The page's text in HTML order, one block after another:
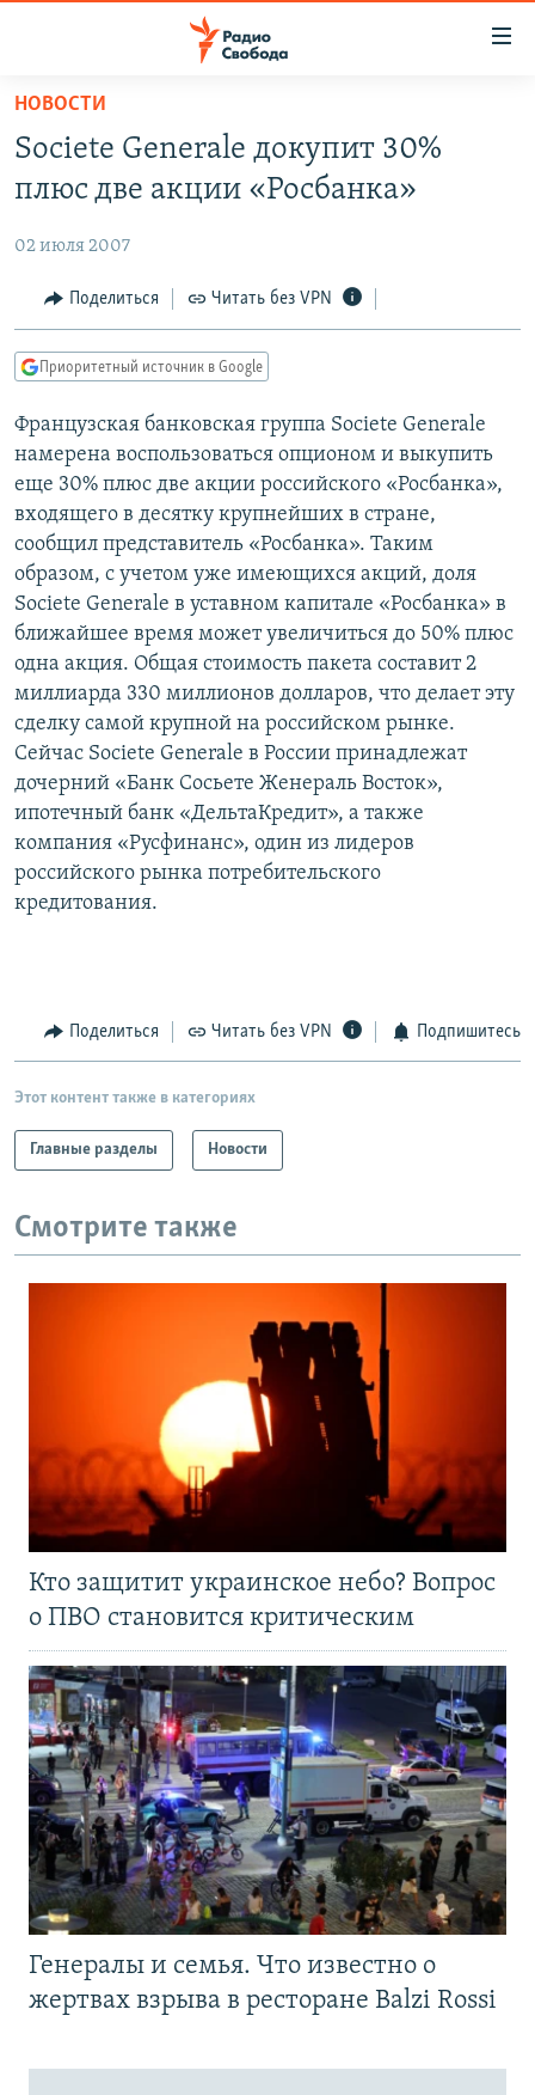
упрощенного
доступа
основному
Вернутся
главной
навигации
Вернутся
поиску
ЦИТАТЫ СВОБОДЫ
МНЕНИЯ
IDEL.РЕАЛИИ
КАВКАЗ.РЕАЛИИ
СЕВЕР.РЕАЛИИ
СИБИРЬ.РЕАЛИИ
РАСПИСАНИЕ ВЕЩАНИЯ
ПОДПИШИТЕСЬ НА РАССЫЛКУ
СОЦИАЛЬНЫЕ СЕТИ
Все сайты РСЕ/РС
НОВОСТИ
Societe Generale докупит 30%
плюс две акции «Росбанка»
02 июля 2007
Поделиться Читать без VPN
Приоритетный источник в Google
Французская банковская группа Societe Generale
намерена воспользоваться опционом и выкупить
еще 30% плюс две акции российского «Росбанка»,
входящего в десятку крупнейших в стране,
сообщил представитель «Росбанка». Таким
образом, с учетом уже имеющихся акций, доля
Societe Generale в уставном капитале «Росбанка» в
ближайшее время может увеличиться до 50% плюс
одна акция. Общая стоимость пакета составит 2
миллиарда 330 миллионов долларов, что делает эту
сделку самой крупной на российском рынке.
Сейчас Societe Generale в России принадлежат
дочерний «Банк Сосьете Женераль Восток»,
ипотечный банк «ДельтаКредит», а также
компания «Русфинанс», один из лидеров
российского рынка потребительского
кредитования.
Поделиться Читать без VPN Подпишитесь
Этот контент также в категориях
Главные разделы Новости
Смотрите также
Кто защитит украинское небо? Вопрос
о ПВО становится критическим
Генералы и семья. Что известно о
жертвах взрыва в ресторане Balzi Rossi